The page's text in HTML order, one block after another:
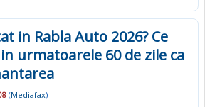
in Rabla Auto 2026? Ce
urmatoarele 60 de zile ca
(Mediafax)